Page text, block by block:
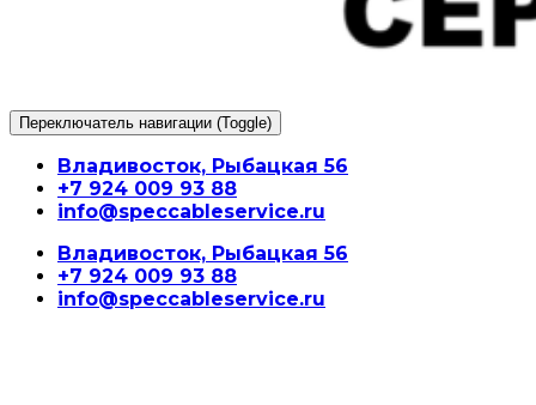
Переключатель навигации (Toggle)
Владивосток, Рыбацкая 56
+7 924 009 93 88
info@speccableservice.ru
Владивосток, Рыбацкая 56
+7 924 009 93 88
info@speccableservice.ru